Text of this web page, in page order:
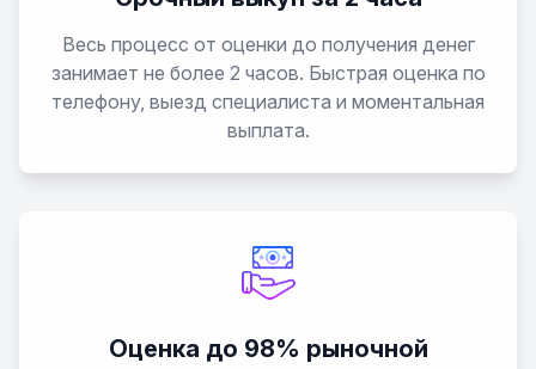
Весь процесс от оценки до получения денег
занимает не более 2 часов. Быстрая оценка по
телефону, выезд специалиста и моментальная
выплата.
Оценка до 98% рыночной